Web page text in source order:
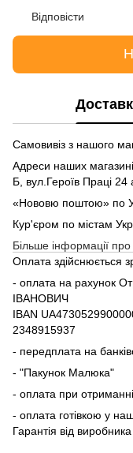
Відповісти
Самовивіз з нашого
Адреси наших
Б, вул.Героїв Праці 24
«Нововю поштою» по
Кур'єром по містам
Більше інформації про
Оплата здійснюється
- оплата на рахунок
ІВАНОВИЧ
IBAN
2348915937
- передплата на
- "Пакунок Малюка"
- оплата при
- оплата готівкою у
Гарантія від